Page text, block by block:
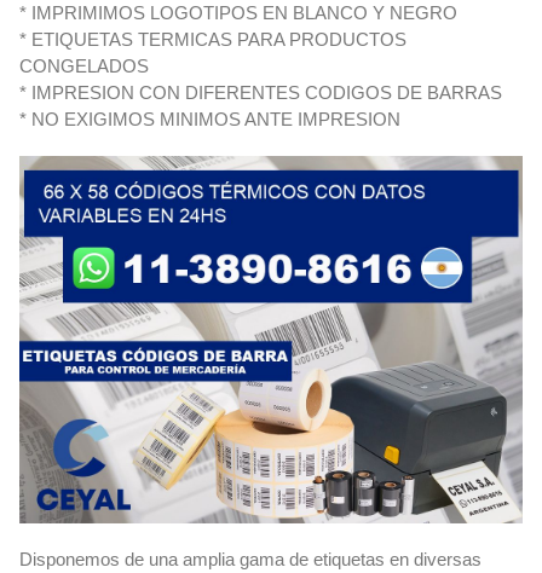
* IMPRIMIMOS LOGOTIPOS EN BLANCO Y NEGRO
* ETIQUETAS TERMICAS PARA PRODUCTOS
CONGELADOS
* IMPRESION CON DIFERENTES CODIGOS DE BARRAS
* NO EXIGIMOS MINIMOS ANTE IMPRESION
Disponemos de una amplia gama de etiquetas en diversas